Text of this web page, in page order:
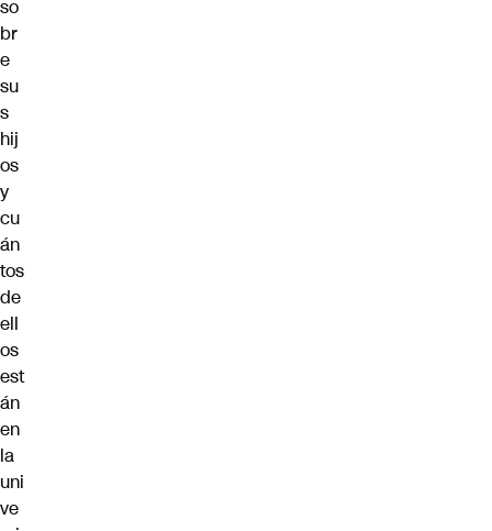
so
br
e
su
s
hij
os
y
cu
án
tos
de
ell
os
est
án
en
la
uni
ve